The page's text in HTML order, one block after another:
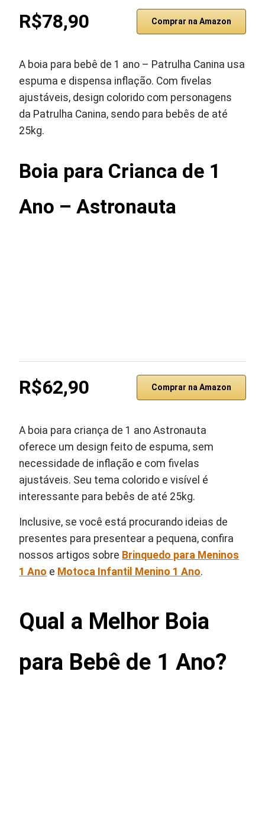
R$78,90 Comprar na Amazon
A boia para bebê de 1 ano – Patrulha Canina usa
espuma e dispensa inflação. Com fivelas
ajustáveis, design colorido com personagens
da Patrulha Canina, sendo para bebês de até
25kg.
Boia para Crianca de 1
Ano – Astronauta
R$62,90 Comprar na Amazon
A boia para criança de 1 ano Astronauta
oferece um design feito de espuma, sem
necessidade de inflação e com fivelas
ajustáveis. Seu tema colorido e visível é
interessante para bebês de até 25kg.
Inclusive, se você está procurando ideias de
presentes para presentear a pequena, confira
nossos artigos sobre Brinquedo para Meninos
1 Ano e Motoca Infantil Menino 1 Ano.
Qual a Melhor Boia
para Bebê de 1 Ano?